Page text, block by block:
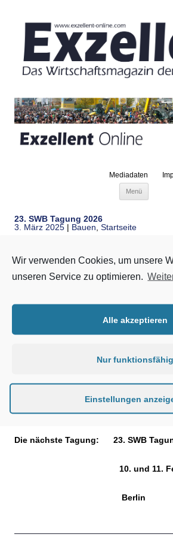
Mediadaten
Menü
23. SWB Tagung 2026
3. März 2025 | Bauen Startseite
Markenzeichen der SWB Tagungen. Auch
ist diesem Anspruch mehr als gerecht
haben. Auch diese Tagung mit ihren
Basis dafür ist die gute Arbeit der
vermittelt viel Fachwissen. Eine gute
gute Arbeit.
Die nächste Tagung: 23. SWB
10. und 11.
Berlin
Wir verwenden Cookies, um unsere
unseren Service zu optimieren.
Alle akzeptieren
Nur funktionsfähig
Einstellungen